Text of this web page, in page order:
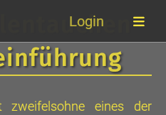
Login
zweifelsohne eines der